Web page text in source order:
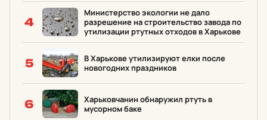
4
Министерство экологии не дало
разрешение на строительство завода по
утилизации ртутных отходов в Харькове
5
В Харькове утилизируют елки после
новогодних праздников
6
Харьковчанин обнаружил ртуть в
мусорном баке